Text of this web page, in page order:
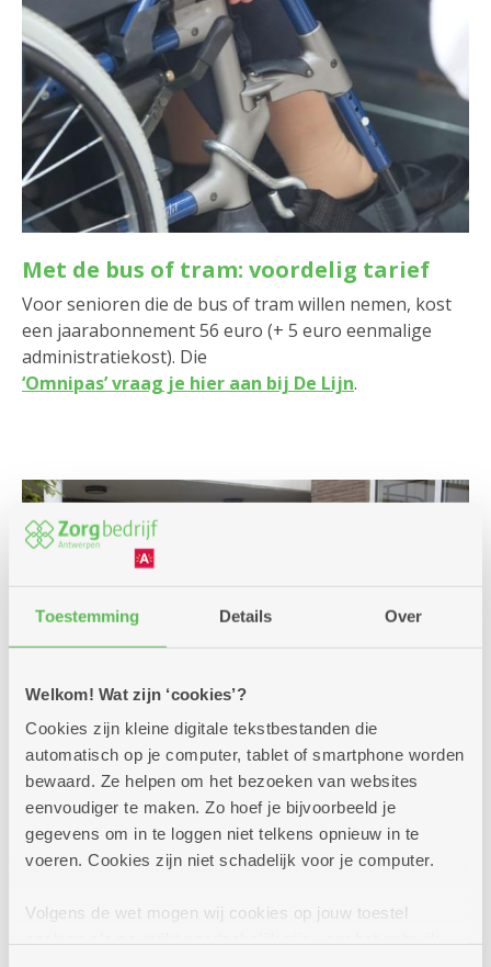
Toestemming Details Over
Welkom! Wat zijn ‘cookies’?
Cookies zijn kleine digitale tekstbestanden die
automatisch op je computer, tablet of smartphone worden
bewaard. Ze helpen om het bezoeken van websites
eenvoudiger te maken. Zo hoef je bijvoorbeeld je
gegevens om in te loggen niet telkens opnieuw in te
voeren. Cookies zijn niet schadelijk voor je computer.
Volgens de wet mogen wij cookies op jouw toestel
Met de bus of tram: voordelig tarief
Voor senioren die de bus of tram willen nemen, kost
een jaarabonnement 56 euro (+ 5 euro eenmalige
administratiekost). Die
‘Omnipas’ vraag je hier aan bij De Lijn.
Een premie of andere
financiële steun?
Voor jouw verplaatsingen met de auto, een bus,